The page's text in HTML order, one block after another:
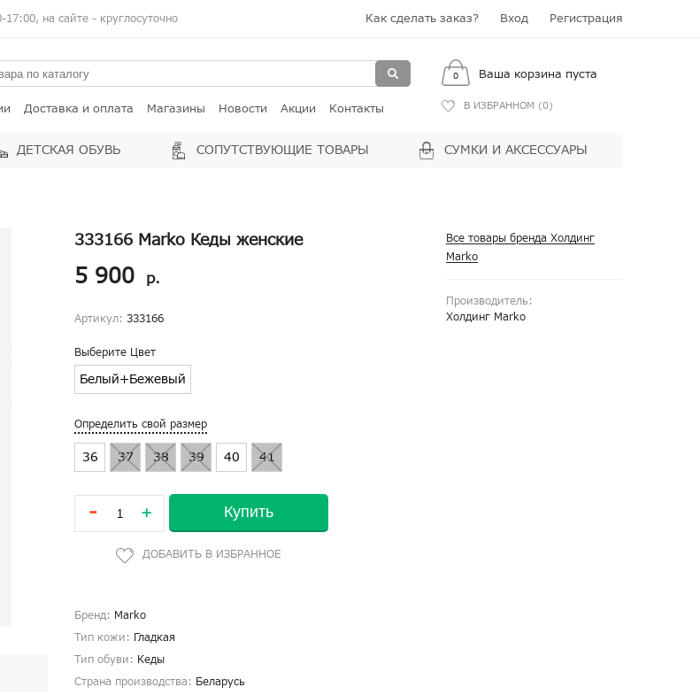
на сайте - круглосуточно Как сделать заказ? Вход Регистрация
Доставка и оплата Магазины Новости Акции Контакты
0 Ваша корзина пуста
В ИЗБРАННОМ (0)
ДЕТСКАЯ ОБУВЬ СОПУТСТВУЮЩИЕ ТОВАРЫ СУМКИ И АКСЕССУАРЫ
Все товары бренда Холдинг
Marko
Производитель:
Холдинг Marko
333166 Marko Кеды женские
5 900 р.
Артикул: 333166
Выберите Цвет
Белый+Бежевый
Определить свой размер
36 37 38 39 40 41
- + Купить
Бренд: Marko
Тип кожи: Гладкая
Тип обуви: Кеды
Страна производства: Беларусь